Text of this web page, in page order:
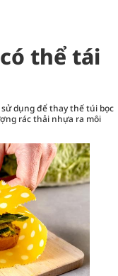
thể tái
dụng để thay thế túi bọc
rác thải nhựa ra môi